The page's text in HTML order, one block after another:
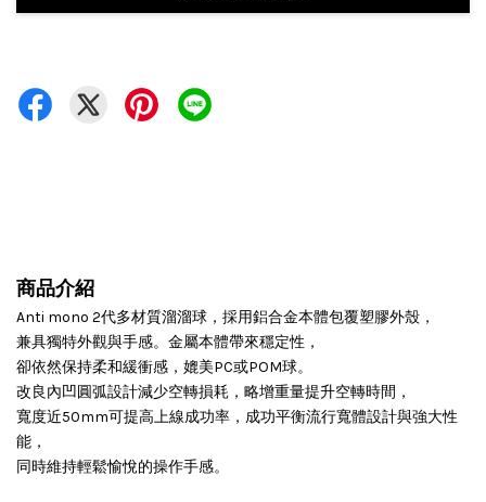
商品介紹
Anti mono 2代多材質溜溜球，採用鋁合金本體包覆塑膠外殼，
兼具獨特外觀與手感。金屬本體帶來穩定性，
卻依然保持柔和緩衝感，媲美PC或POM球。
改良內凹圓弧設計減少空轉損耗，略增重量提升空轉時間，
寬度近50mm可提高上線成功率，成功平衡流行寬體設計與強大性
能，
同時維持輕鬆愉悅的操作手感。